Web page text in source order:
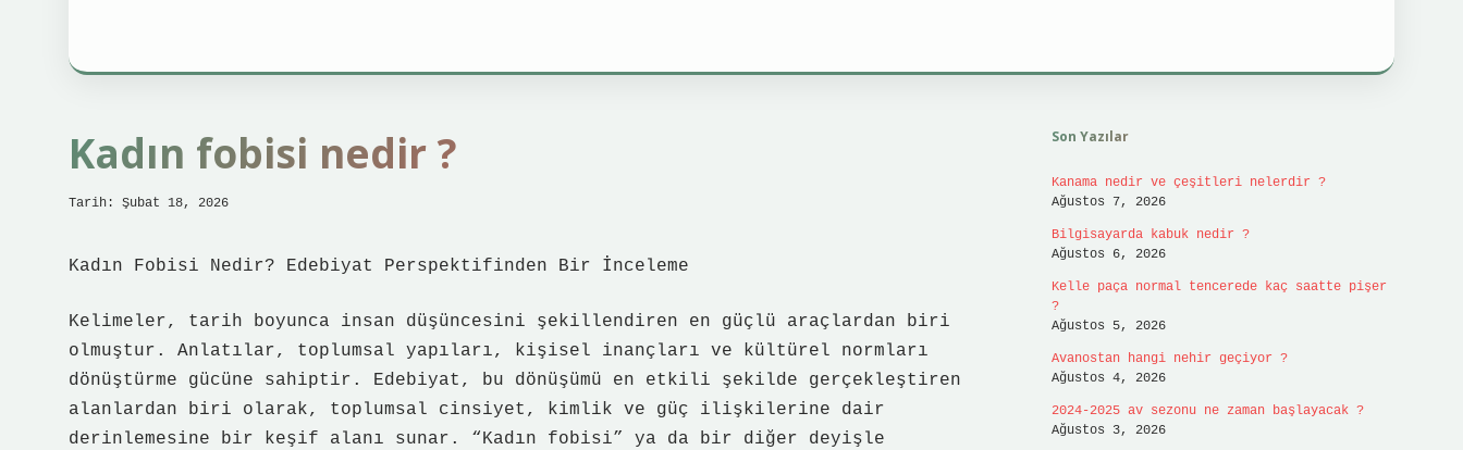
Kadın fobisi nedir ?
Tarih: Şubat 18, 2026
Kadın Fobisi Nedir? Edebiyat Perspektifinden Bir İnceleme
Kelimeler, tarih boyunca insan düşüncesini şekillendiren en güçlü araçlardan biri
olmuştur. Anlatılar, toplumsal yapıları, kişisel inançları ve kültürel normları
dönüştürme gücüne sahiptir. Edebiyat, bu dönüşümü en etkili şekilde gerçekleştiren
alanlardan biri olarak, toplumsal cinsiyet, kimlik ve güç ilişkilerine dair
derinlemesine bir keşif alanı sunar. “Kadın fobisi” ya da bir diğer deyişle
Son Yazılar
Kanama nedir ve çeşitleri nelerdir ?
Ağustos 7, 2026
Bilgisayarda kabuk nedir ?
Ağustos 6, 2026
Kelle paça normal tencerede kaç saatte pişer
?
Ağustos 5, 2026
Avanostan hangi nehir geçiyor ?
Ağustos 4, 2026
2024-2025 av sezonu ne zaman başlayacak ?
Ağustos 3, 2026